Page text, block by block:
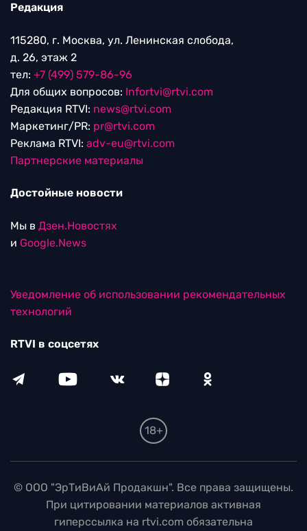
Редакция
115280, г. Москва, ул. Ленинская слобода,
д. 26, этаж 2
тел: +7 (499) 579-86-96
Для общих вопросов: Infortvi@rtvi.com
Редакция RTVI: news@rtvi.com
Маркетинг/PR: pr@rtvi.com
Реклама RTVI: adv-eu@rtvi.com
Партнерские материалы
Достойные новости
Мы в Дзен.Новостях
и Google.News
Уведомление об использовании рекомендательных
технологий
RTVI в соцсетях
18+
© ООО "ЭрТиВиАй Продакшн". Все права защищены.
При цитировании материалов активная
гиперссылка на rtvi.com обязательна